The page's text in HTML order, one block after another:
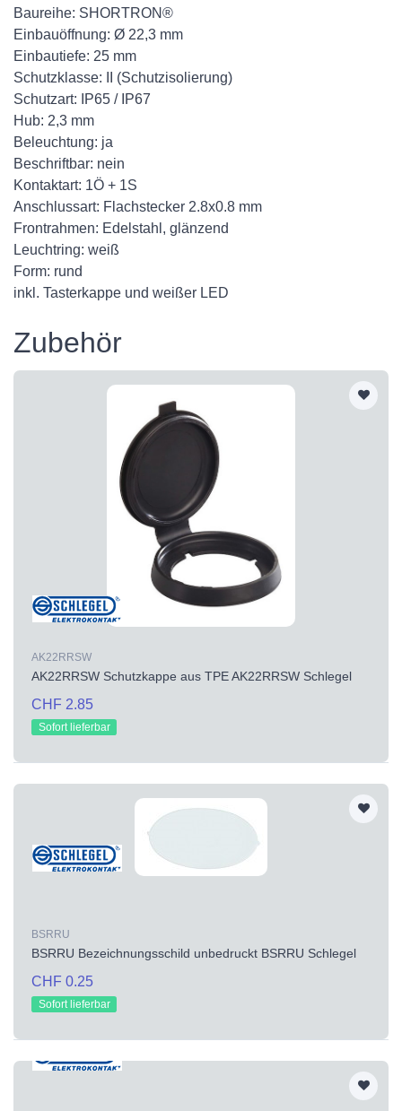
Baureihe: SHORTRON®
Einbauöffnung: Ø 22,3 mm
Einbautiefe: 25 mm
Schutzklasse: II (Schutzisolierung)
Schutzart: IP65 / IP67
Hub: 2,3 mm
Beleuchtung: ja
Beschriftbar: nein
Kontaktart: 1Ö + 1S
Anschlussart: Flachstecker 2.8x0.8 mm
Frontrahmen: Edelstahl, glänzend
Leuchtring: weiß
Form: rund
inkl. Tasterkappe und weißer LED
Zubehör
AK22RRSW
AK22RRSW Schutzkappe aus TPE AK22RRSW Schlegel
CHF 2.85
Sofort lieferbar
BSRRU
BSRRU Bezeichnungsschild unbedruckt BSRRU Schlegel
CHF 0.25
Sofort lieferbar